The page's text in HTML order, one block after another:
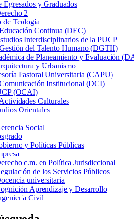
Egresados y Graduados
2
de Teología
Continua (DEC)
Interdisciplinarios de la PUCP
del Talento Humano (DGTH)
de Planeamiento y Evaluación
y Urbanismo
Pastoral Universitaria (CAPU)
Institucional (DCI)
(OCAI)
Culturales
Orientales
Social
y Políticas Públicas
c.m. en Política Jurisdiccional
de los Servicios Públicos
universitaria
Aprendizaje y Desarrollo
Civil